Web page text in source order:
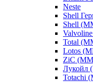
Neste
Shell
Shell
Total
Lotos
ZiC
Лукойл
Totachi